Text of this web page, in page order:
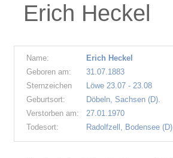
Erich Heckel
Name:
Erich Heckel
Geboren am:
31.07.1883
Sternzeichen
Löwe 23.07 - 23.08
Geburtsort:
Döbeln, Sachsen (D).
Verstorben am:
27.01.1970
Todesort:
Radolfzell, Bodensee (D).